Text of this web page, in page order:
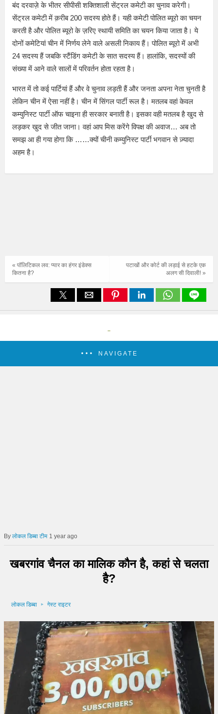
बंद दरवाज़े के भीतर सीपीसी शक्तिशाली सेंट्रल कमेटी का चुनाव करेगी।
सेंट्रल कमेटी में क़रीब 200 सदस्य होते हैं। यही कमेटी पोलित ब्यूरो का चयन
करती है और पोलित ब्यूरो के ज़रिए स्थायी समिति का चयन किया जाता है। ये
दोनों कमेटियां चीन में निर्णय लेने वाले असली निकाय हैं। पोलित ब्यूरो में अभी
24 सदस्य हैं जबकि स्टैंडिंग कमेटी के सात सदस्य हैं। हालांकि, सदस्यों की
संख्या में आने वाले सालों में परिवर्तन होता रहता है।
भारत में तो कई पार्टियां हैं और वे चुनाव लड़ती हैं और जनता अपना नेता चुनती है
लेकिन चीन में ऐसा नहीं है। चीन में सिंगल पार्टी रूल है। मतलब वहां केवल
कम्युनिस्ट पार्टी ऑफ चाइना ही सरकार बनाती है। इसका वही मतलब है खुद से
लड़कर खुद से जीत जाना। वहां आप मिस करेंगे विपक्ष की अवाज… अब तो
समझ आ ही गया होगा कि ……क्यों चीनी कम्युनिस्ट पार्टी भगवान से ज़्यादा
अहम है।
पटाखों और कोर्ट की लड़ाई से हटके एक
अलग सी दिवाली! »
« पॉलिटिकल लव: प्यार का हंगर इंडेक्स
कितना है?